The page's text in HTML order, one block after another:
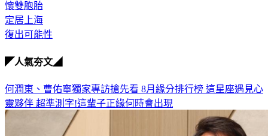
上海醫師
懷雙胞胎
定居上海
何潤東、曹佑寧獨家專訪搶先看8月緣分排行榜 這星座遇見心
靈夥伴
超準測字!這輩子正緣何時會出現